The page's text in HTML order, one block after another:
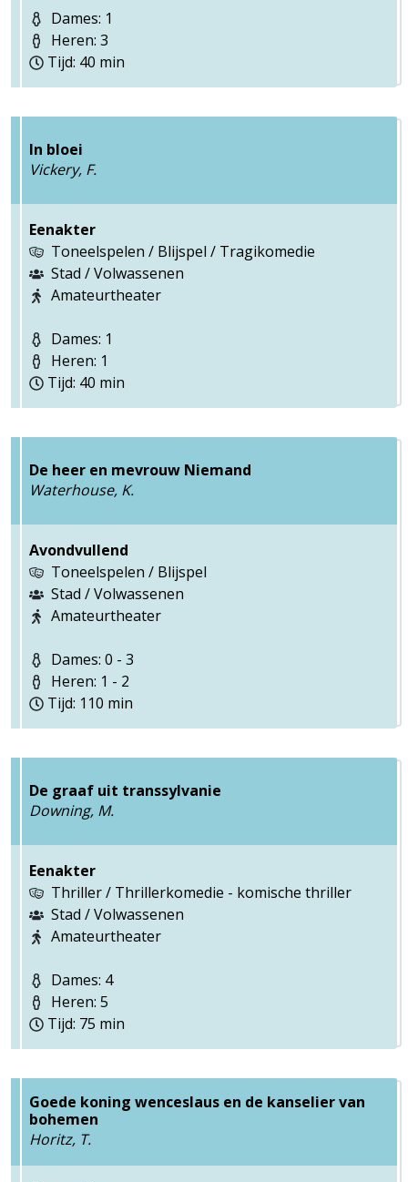
Dames: 1
Heren: 3
Tijd: 40 min
In bloei
Vickery, F.
Eenakter
Toneelspelen / Blijspel / Tragikomedie
Stad / Volwassenen
Amateurtheater
Dames: 1
Heren: 1
Tijd: 40 min
De heer en mevrouw Niemand
Waterhouse, K.
Avondvullend
Toneelspelen / Blijspel
Stad / Volwassenen
Amateurtheater
Dames: 0 - 3
Heren: 1 - 2
Tijd: 110 min
De graaf uit transsylvanie
Downing, M.
Eenakter
Thriller / Thrillerkomedie - komische thriller
Stad / Volwassenen
Amateurtheater
Dames: 4
Heren: 5
Tijd: 75 min
Goede koning wenceslaus en de kanselier van
bohemen
Horitz, T.